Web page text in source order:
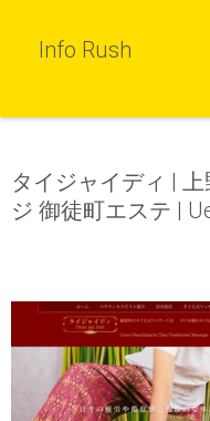
Info Rush
タイジャイディ |
ジ 御徒町エステ |